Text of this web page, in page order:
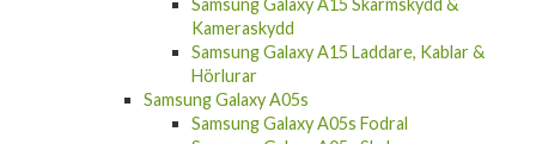
Samsung Galaxy A15 Skärmskydd &
Kameraskydd
Samsung Galaxy A15 Laddare, Kablar &
Hörlurar
Samsung Galaxy A05s
Samsung Galaxy A05s Fodral